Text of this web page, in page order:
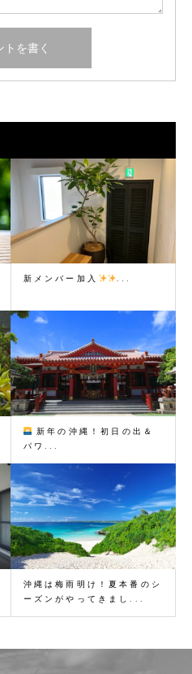
新メンバー加入 ...
新年の沖縄！初日の出＆
パワ...
沖縄は梅雨明け！夏本番のシ
ーズンがやってきまし...